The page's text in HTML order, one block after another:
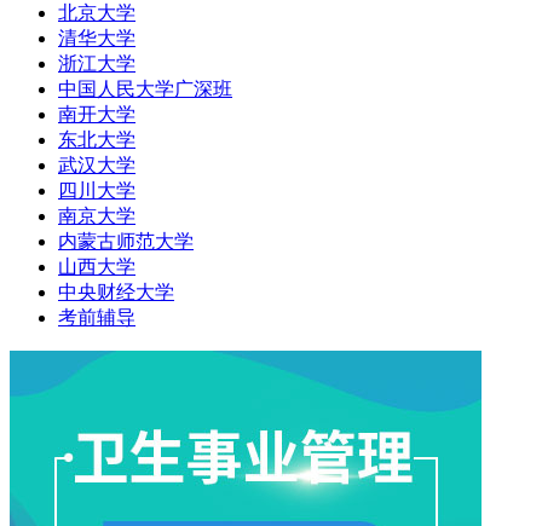
北京大学
清华大学
浙江大学
中国人民大学广深班
南开大学
东北大学
武汉大学
四川大学
南京大学
内蒙古师范大学
山西大学
中央财经大学
考前辅导